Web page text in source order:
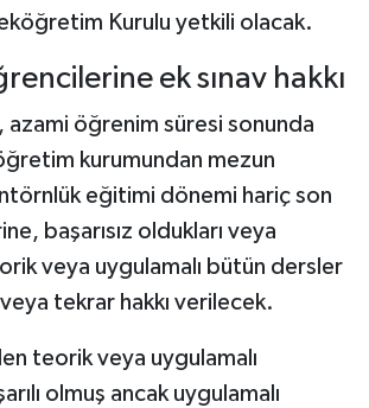
Kurulu yetkili olacak.
ek sınav hakkı
azami öğrenim süresi sonunda
kurumundan mezun
eğitimi dönemi hariç son
başarısız oldukları veya
veya uygulamalı bütün dersler
veya tekrar hakkı verilecek.
teorik veya uygulamalı
olmuş ancak uygulamalı